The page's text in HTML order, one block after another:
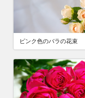
ピンク色のバラの花束